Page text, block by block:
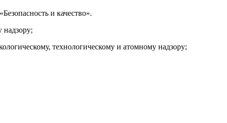
и качество».
надзору;
технологическому и атомному надзору;